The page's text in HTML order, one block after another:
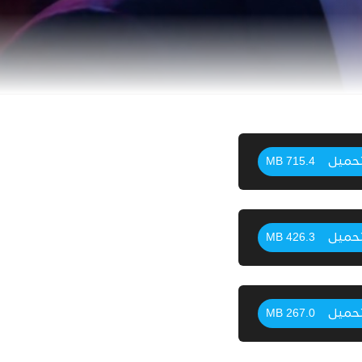
715.4 MB
426.3 MB
267.0 MB